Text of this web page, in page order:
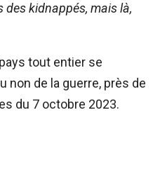
kidnappés, mais là,
tout entier se
non de la guerre, près de
du 7 octobre 2023.